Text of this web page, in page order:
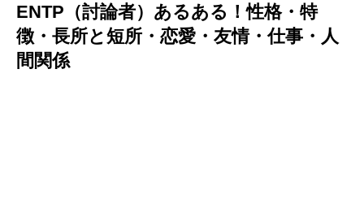
ENTP（討論者）あるある！性格・特
徴・長所と短所・恋愛・友情・仕事・人
間関係